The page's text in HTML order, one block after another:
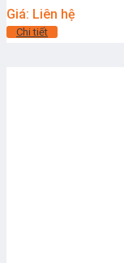
Giá: Liên hệ
Chi tiết